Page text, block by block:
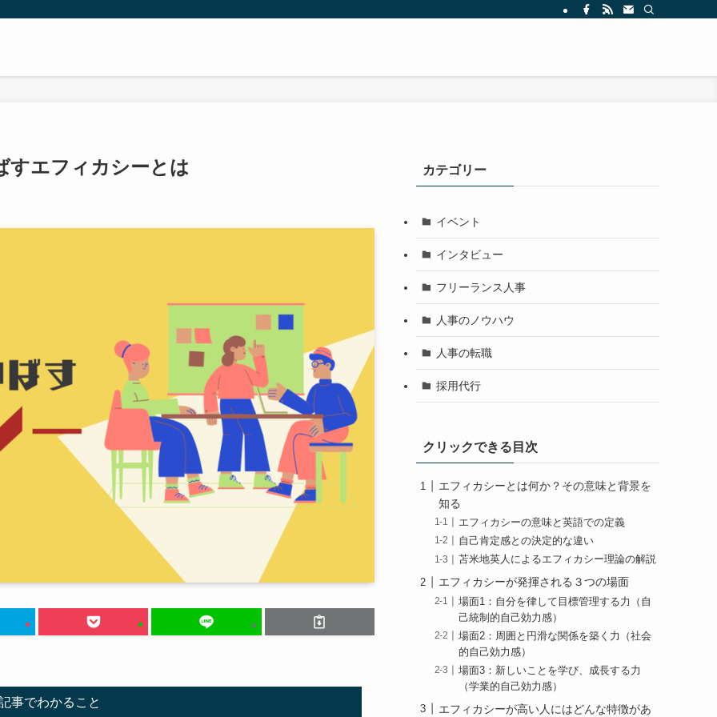
すエフィカシーとは
事でわかること
カテゴリー
イベント
インタビュー
フリーランス人事
人事のノウハウ
人事の転職
採用代行
クリックできる目次
エフィカシーとは何か？その意味と背景を
知る
エフィカシーの意味と英語での定義
自己肯定感との決定的な違い
苫米地英人によるエフィカシー理論の解説
エフィカシーが発揮される３つの場面
場面1：自分を律して目標管理する力（自
己統制的自己効力感）
場面2：周囲と円滑な関係を築く力（社会
的自己効力感）
場面3：新しいことを学び、成長する力
（学業的自己効力感）
エフィカシーが高い人にはどんな特徴があ